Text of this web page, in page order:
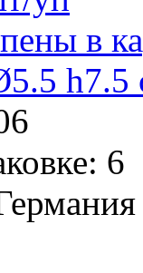
в
h7.5
6